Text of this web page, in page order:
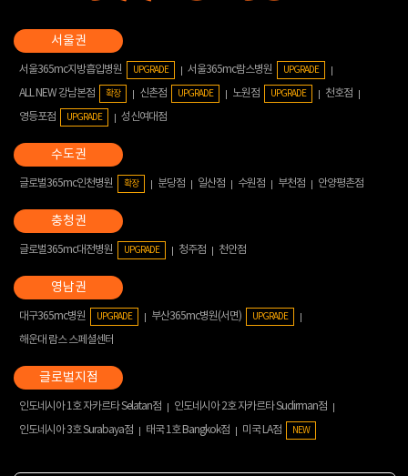
서울365mc지방흡입병원 UPGRADE 서울365mc람스병원 UPGRADE
ALL NEW 강남본점 확장 신촌점 UPGRADE 노원점 UPGRADE
천호점
영등포점
UPGRADE 성신여대점
글로벌365mc인천병원 확장 분당점 일산점 수원점 부천점 안양평촌점
글로벌365mc대전병원 UPGRADE 청주점 천안점
대구365mc병원 UPGRADE 부산365mc병원(서면) UPGRADE
해운대 람스 스페셜센터
인도네시아 1호 자카르타 Selatan점
인도네시아 2호 자카르타 Sudirman점
인도네시아 3호 Surabaya점
태국 1호 Bangkok점 미국 LA점 NEW